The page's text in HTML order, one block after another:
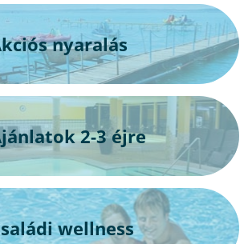
nyaralás
2-3 éjre
wellness